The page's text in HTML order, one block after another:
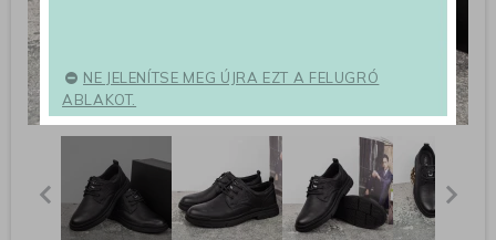
NE JELENÍTSE MEG ÚJRA EZT A FELUGRÓ
ABLAKOT.